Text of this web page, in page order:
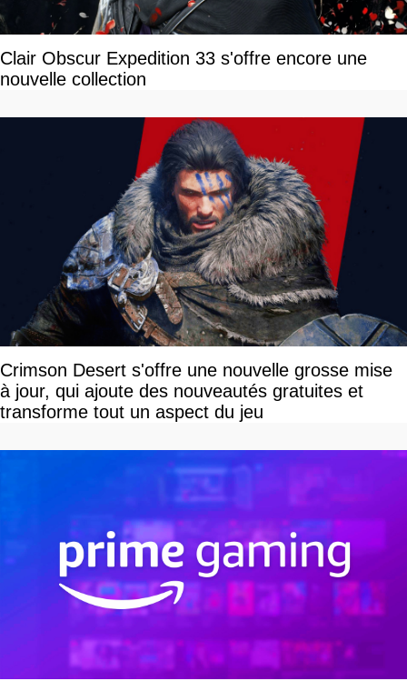
Clair Obscur Expedition 33 s'offre encore une
nouvelle collection
Crimson Desert s'offre une nouvelle grosse mise
à jour, qui ajoute des nouveautés gratuites et
transforme tout un aspect du jeu